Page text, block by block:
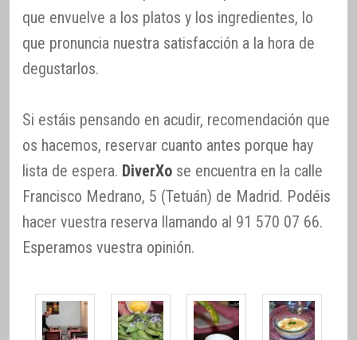
que envuelve a los platos y los ingredientes, lo
que pronuncia nuestra satisfacción a la hora de
degustarlos.
Si estáis pensando en acudir, recomendación que
os hacemos, reservar cuanto antes porque hay
lista de espera. DiverXo se encuentra en la calle
Francisco Medrano, 5 (Tetuán) de Madrid. Podéis
hacer vuestra reserva llamando al 91 570 07 66.
Esperamos vuestra opinión.